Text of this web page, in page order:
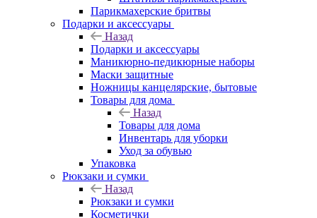
Парикмахерские бритвы
Подарки и аксессуары
Назад
Подарки и аксессуары
Маникюрно-педикюрные наборы
Маски защитные
Ножницы канцелярские, бытовые
Товары для дома
Назад
Товары для дома
Инвентарь для уборки
Уход за обувью
Упаковка
Рюкзаки и сумки
Назад
Рюкзаки и сумки
Косметички